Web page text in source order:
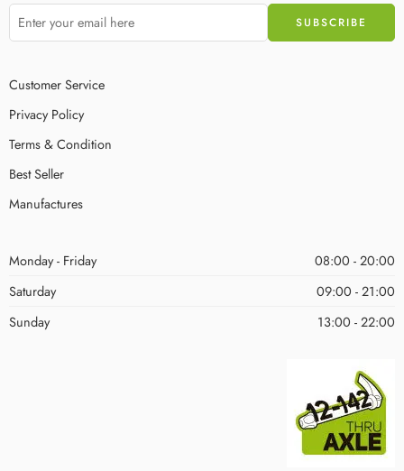
Customer Service
Privacy Policy
Terms & Condition
Best Seller
Manufactures
Monday - Friday
08:00 - 20:00
Saturday
09:00 - 21:00
Sunday
13:00 - 22:00